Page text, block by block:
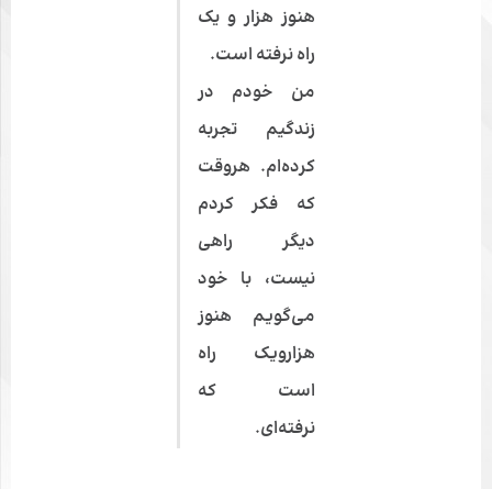
هنوز هزار و یک
راه نرفته است.
من خودم در
زندگیم تجربه
کرده‌ام. هروقت
که فکر کردم
دیگر راهی
نیست، با خود
می‌گویم هنوز
هزارویک راه
است که
نرفته‌ای.